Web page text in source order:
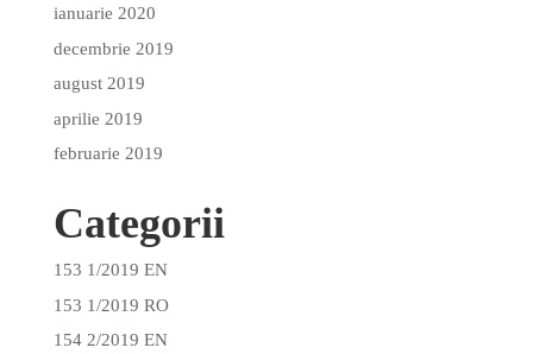
ianuarie 2020
decembrie 2019
august 2019
aprilie 2019
februarie 2019
Categorii
153 1/2019 EN
153 1/2019 RO
154 2/2019 EN